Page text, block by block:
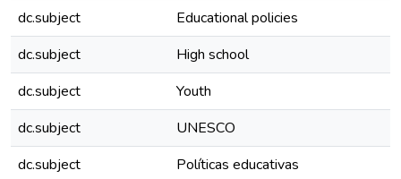
dc.subject
Educational policies
dc.subject
High school
dc.subject
Youth
dc.subject
UNESCO
dc.subject
Políticas educativas